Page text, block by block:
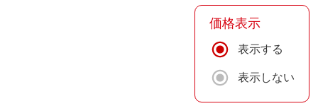
価格表示
表示する
表示しない